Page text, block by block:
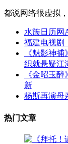
都说网络很虚拟
水族日历网
福建电视剧
《魅影神
织就悬疑江
《金昭玉
新
杨斯再演母
热门文章